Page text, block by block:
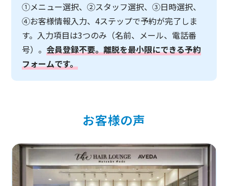
①メニュー選択、②スタッフ選択、③日時選択、
④お客様情報入力、4ステップで予約が完了しま
す。入力項目は3つのみ（名前、メール、電話番
号）。 会員登録不要。離脱を最小限にできる予約
フォームです。
お客様の声